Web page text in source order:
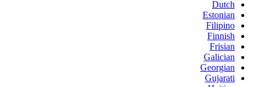
Dutch
Estonian
Filipino
Finnish
Frisian
Galician
Georgian
Gujarati